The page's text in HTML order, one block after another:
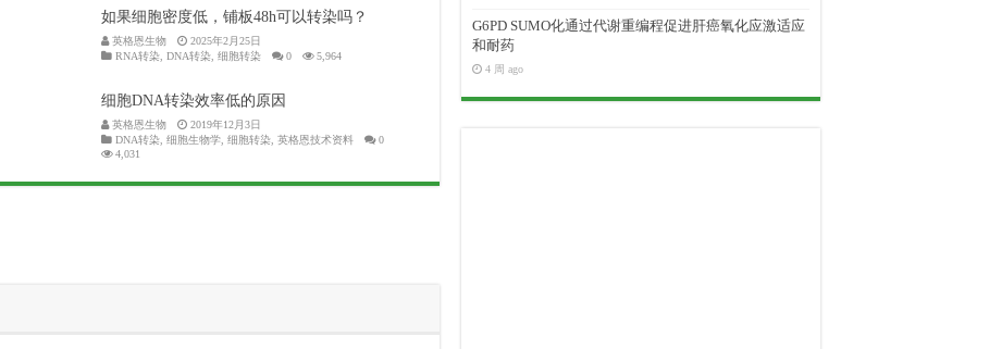
如果细胞密度低，铺板48h可以转染吗？
英格恩生物
2025年2月25日
RNA转染, DNA转染, 细胞转染 0 5,964
细胞DNA转染效率低的原因
英格恩生物
2019年12月3日
DNA转染, 细胞生物学, 细胞转染, 英格恩技术资料
0
4,031
G6PD SUMO化通过代谢重编程促进肝癌氧化应激适应
和耐药
4 周 ago